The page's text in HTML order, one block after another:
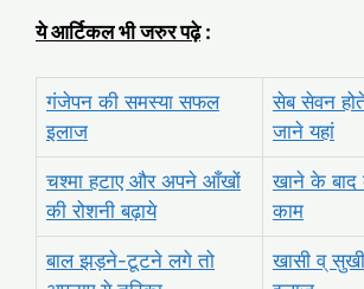
ये आर्टिकल भी जरुर पढ़े:
गंजेपन की समस्या सफल
इलाज
सेब सेवन
जाने यहां
चश्मा हटाए और अपने आँखों
की रोशनी बढ़ाये
खाने के
काम
बाल झड़ने-टूटने लगे तो
खासी व्